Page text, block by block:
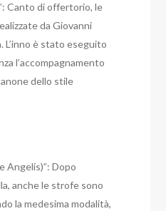
Canto di offertorio, le
da Giovanni
L’inno è stato eseguito
l’accompagnamento
dello stile
Angelis)”: Dopo
anche le strofe sono
la medesima modalità,